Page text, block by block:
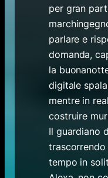
per gran
parlare e
domanda,
la
digitale
mentre in
costruire
Il guardiano
tempo in